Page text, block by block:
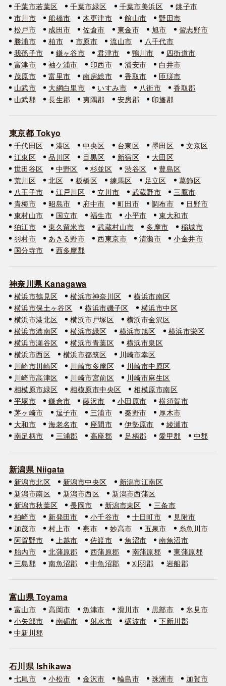
千葉市若葉区
千葉市緑区 千葉市美浜区
銚子市
市川市
船橋市 木更津市 館山市
野田市
松戸市
成田市 佐倉市 東金市 旭市
習志野市
勝浦市
柏市 市原市 流山市
八千代市
我孫子市
鎌ヶ谷市 君津市 鴨川市
四街道市
富津市
袖ケ浦市 印西市 浦安市
白井市
茂原市
富里市 南房総市 香取市
匝瑳市
山武市
大網白里市 いすみ市 八街市
香取郡
山武郡
長生郡 夷隅郡 安房郡 印旛郡
東京都 Tokyo
千代田区 港区 中央区 台東区 墨田区
文京区
江東区
品川区 目黒区 新宿区
大田区
世田谷区
中野区 杉並区 渋谷区
豊島区
荒川区
北区 板橋区 練馬区 足立区
葛飾区
八王子市
江戸川区 立川市 武蔵野市
三鷹市
青梅市
昭島市 府中市 町田市 調布市
日野市
東村山市
国立市 福生市 小平市
東大和市
狛江市
東久留米市 武蔵村山市 多摩市
稲城市
羽村市
あきる野市 西東京市 清瀬市
小金井市
国分寺市
西多摩郡
神奈川県 Kanagawa
横浜市鶴見区 横浜市神奈川区
横浜市南区
横浜市保土ヶ谷区
横浜市磯子区
横浜市中区
横浜市港北区
横浜市戸塚区
横浜市金沢区
横浜市港南区
横浜市緑区 横浜市旭区
横浜市栄区
横浜市瀬谷区
横浜市青葉区
横浜市泉区
横浜市西区
横浜市都筑区
川崎市幸区
川崎市川崎区
川崎市多摩区
川崎市中原区
川崎市高津区
川崎市宮前区
川崎市麻生区
相模原市緑区
相模原市中央区
相模原市南区
平塚市
鎌倉市 藤沢市 小田原市
横須賀市
茅ヶ崎市
逗子市 三浦市 秦野市
厚木市
大和市
海老名市 座間市 伊勢原市
綾瀬市
南足柄市
三浦郡 高座郡 足柄郡 愛甲郡 中郡
新潟県 Niigata
新潟市北区 新潟市中央区
新潟市江南区
新潟市南区
新潟市西区
新潟市西蒲区
新潟市秋葉区
長岡市 新潟市東区
三条市
柏崎市
新発田市 小千谷市 十日町市
見附市
加茂市
村上市 燕市 妙高市 五泉市
糸魚川市
阿賀野市
上越市 佐渡市 魚沼市
南魚沼市
胎内市
北蒲原郡 西蒲原郡 南蒲原郡
東蒲原郡
三島郡
南魚沼郡 中魚沼郡 刈羽郡 岩船郡
富山県 Toyama
富山市 高岡市 魚津市 滑川市 黒部市
氷見市
小矢部市
南砺市 射水市 砺波市
下新川郡
中新川郡
石川県 Ishikawa
七尾市 小松市 金沢市 輪島市 珠洲市
加賀市